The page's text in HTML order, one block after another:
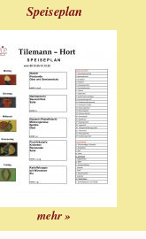
Speiseplan
mehr »